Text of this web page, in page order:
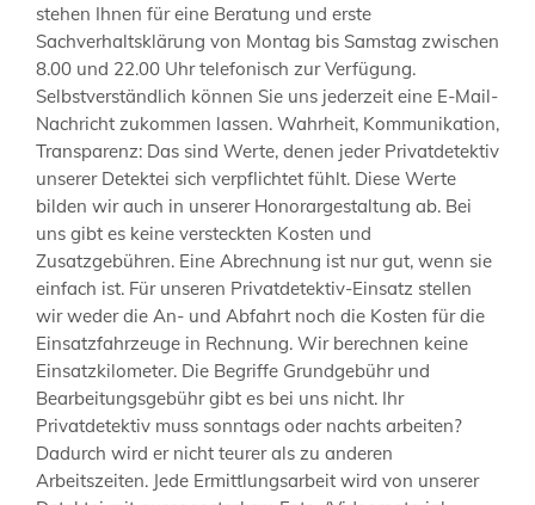
stehen Ihnen für eine Beratung und erste
Sachverhaltsklärung von Montag bis Samstag zwischen
8.00 und 22.00 Uhr telefonisch zur Verfügung.
Selbstverständlich können Sie uns jederzeit eine E-Mail-
Nachricht zukommen lassen. Wahrheit, Kommunikation,
Transparenz: Das sind Werte, denen jeder Privatdetektiv
unserer Detektei sich verpflichtet fühlt. Diese Werte
bilden wir auch in unserer Honorargestaltung ab. Bei
uns gibt es keine versteckten Kosten und
Zusatzgebühren. Eine Abrechnung ist nur gut, wenn sie
einfach ist. Für unseren Privatdetektiv-Einsatz stellen
wir weder die An- und Abfahrt noch die Kosten für die
Einsatzfahrzeuge in Rechnung. Wir berechnen keine
Einsatzkilometer. Die Begriffe Grundgebühr und
Bearbeitungsgebühr gibt es bei uns nicht. Ihr
Privatdetektiv muss sonntags oder nachts arbeiten?
Dadurch wird er nicht teurer als zu anderen
Arbeitszeiten. Jede Ermittlungsarbeit wird von unserer